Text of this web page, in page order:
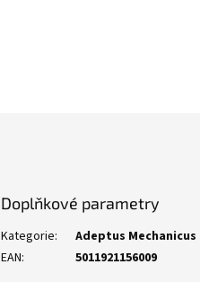
Doplňkové parametry
Kategorie:
Adeptus Mechanicus
EAN: 5011921156009